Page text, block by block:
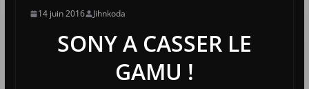
14 juin 2016 Jihnkoda
SONY A CASSER LE
GAMU !